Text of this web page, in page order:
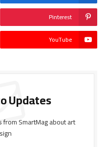
Pinterest
YouTube
Updates
SmartMag about art